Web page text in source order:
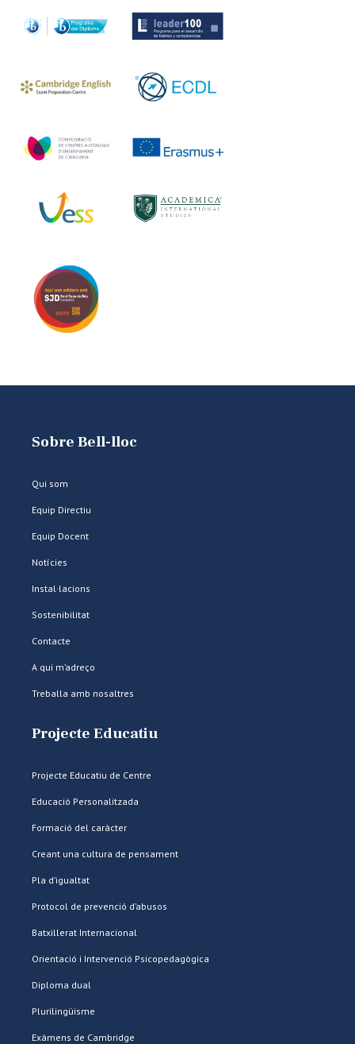
Sobre Bell-lloc
Qui som
Equip Directiu
Equip Docent
Notícies
Instal·lacions
Sostenibilitat
Contacte
A qui m’adreço
Treballa amb nosaltres
Projecte Educatiu
Projecte Educatiu de Centre
Educació Personalitzada
Formació del caràcter
Creant una cultura de pensament
Pla d’igualtat
Protocol de prevenció d’abusos
Batxillerat Internacional
Orientació i Intervenció Psicopedagògica
Diploma dual
Plurilingüisme
Exàmens de Cambridge